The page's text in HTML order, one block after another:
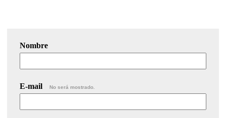
Nombre
E-mail No será mostrado.